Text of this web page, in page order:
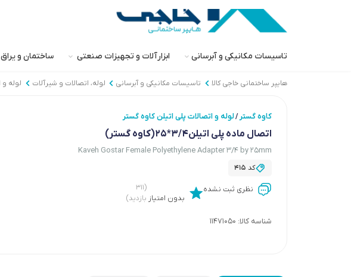
تاسیسات مکانیکی و آبرسانی ابزارآلات و تجهیزات صنعتی ساختمان و
هایپر ساختمانی خاجی‌ کالا تاسیسات مکانیکی و آبرسانی لوله، اتصالات و شیرآلات لوله و
کاوه گستر /لوله و اتصالات پلی اتیلن کاوه گستر
اتصال ماده پلی اتیلن3/4*25(کاوه گستر)
Kaveh Gostar Female Polyethylene Adapter 3/4 by 25mm
کد 415
نظری ثبت نشده
بدون امتیاز
(۳۱۱
بازدید)
شناسه کالا: 11471050